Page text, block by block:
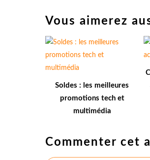
Vous aimerez
Soldes : les meilleures
promotions tech et
multimédia
Commenter cet